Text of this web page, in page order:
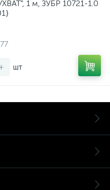
1 м, ЗУБР 10721-1.0
шт